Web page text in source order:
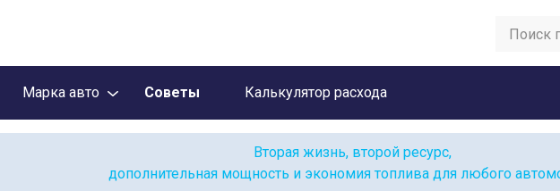
Марка авто Советы Калькулятор расхода
Вторая жизнь, второй ресурс,
дополнительная мощность и экономия топлива для любого